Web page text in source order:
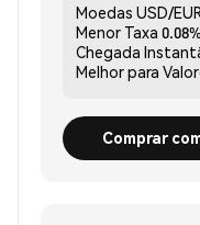
Moedas USD/
Menor Taxa 0.08%
Chegada
Melhor para
Comprar